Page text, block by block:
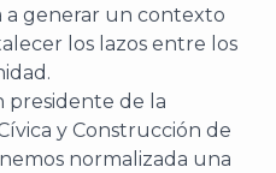
a generar un contexto
los lazos entre los
presidente de la
y Construcción de
normalizada una